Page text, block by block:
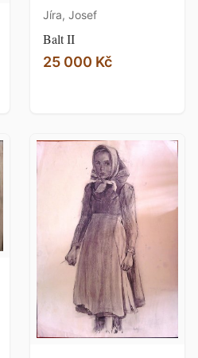
Jíra, Josef
Balt II
25 000 Kč